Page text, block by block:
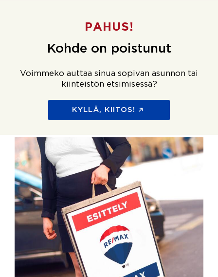
PAHUS!
Kohde on poistunut
Voimmeko auttaa sinua sopivan asunnon tai
kiinteistön etsimisessä?
KYLLÄ, KIITOS!